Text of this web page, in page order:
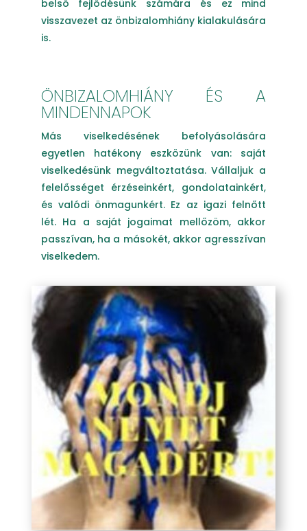
belső fejlődésünk számára és ez mind
visszavezet az önbizalomhiány kialakulására
is.
ÖNBIZALOMHIÁNY ÉS A
MINDENNAPOK
Más viselkedésének befolyásolására
egyetlen hatékony eszközünk van: saját
viselkedésünk megváltoztatása.Vállaljuk a
felelősséget érzéseinkért, gondolatainkért,
és valódi önmagunkért. Ez az igazi felnőtt
lét. Ha a saját jogaimat mellőzöm, akkor
passzívan, ha a másokét, akkor agresszívan
viselkedem.